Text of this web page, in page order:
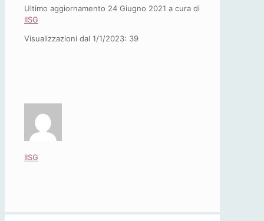
Ultimo aggiornamento 24 Giugno 2021 a cura di
IISG
Visualizzazioni dal 1/1/2023: 39
IISG